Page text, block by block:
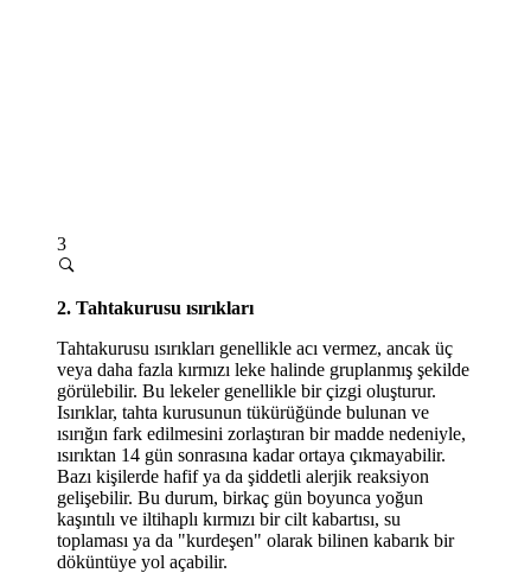
3
2. Tahtakurusu ısırıkları
Tahtakurusu ısırıkları genellikle acı vermez, ancak üç
veya daha fazla kırmızı leke halinde gruplanmış şekilde
görülebilir. Bu lekeler genellikle bir çizgi oluşturur.
Isırıklar, tahta kurusunun tükürüğünde bulunan ve
ısırığın fark edilmesini zorlaştıran bir madde nedeniyle,
ısırıktan 14 gün sonrasına kadar ortaya çıkmayabilir.
Bazı kişilerde hafif ya da şiddetli alerjik reaksiyon
gelişebilir. Bu durum, birkaç gün boyunca yoğun
kaşıntılı ve iltihaplı kırmızı bir cilt kabartısı, su
toplaması ya da "kurdeşen" olarak bilinen kabarık bir
döküntüye yol açabilir.